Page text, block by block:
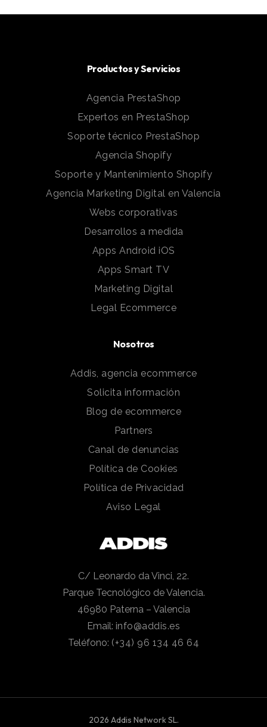
Productos y Servicios
Agencia PrestaShop
Expertos en PrestaShop
Soporte técnico PrestaShop
Agencia Shopify
Soporte y Mantenimiento Shopify
Agencia Marketing Digital en Valencia
Webs corporativas
Desarrollos a medida
Apps Android iOS
Apps Smart TV
Marketing Digital
Legal Ecommerce
Nosotros
Addis, agencia ecommerce
Solicita información
Blog de ecommerce
Partners
Canal de denuncias
Política de Cookies
Política de Privacidad
Aviso Legal
C/ Leonardo da Vinci, 22.
Parque Tecnológico de Valencia.
46980 Paterna – Valencia
Email: info@addis.es
Teléfono: (+34) 96 134 46 64
2026 Addis Network SL.